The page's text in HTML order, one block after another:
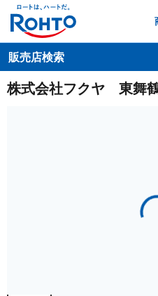
販売店検索
株式会社フクヤ 東舞